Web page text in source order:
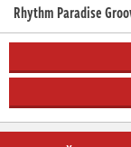
Rhythm Paradise